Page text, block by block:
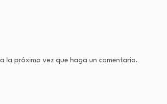
la próxima vez que haga un comentario.